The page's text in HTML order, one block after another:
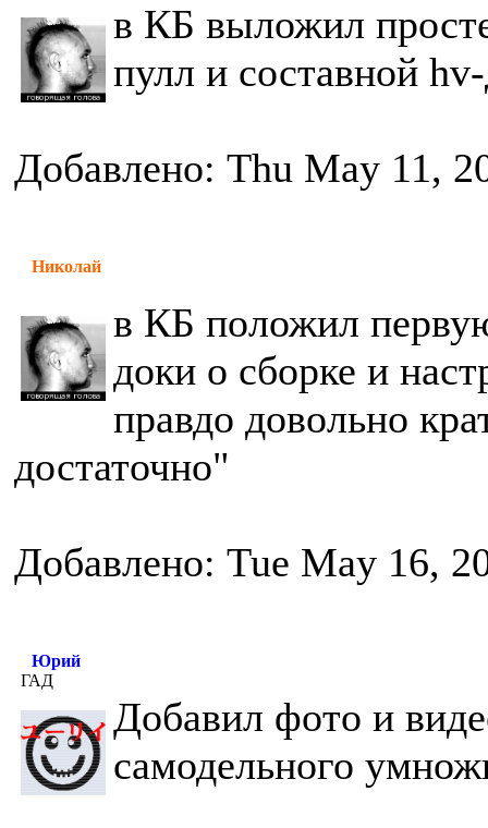
в КБ выложил
пулл и составной
Добавлено: Thu May 11,
Николай
в КБ положил
доки о сборке и
правдо довольно
достаточно"
Добавлено: Tue May 16,
Юрий
ГАД
Добавил фото и
самодельного